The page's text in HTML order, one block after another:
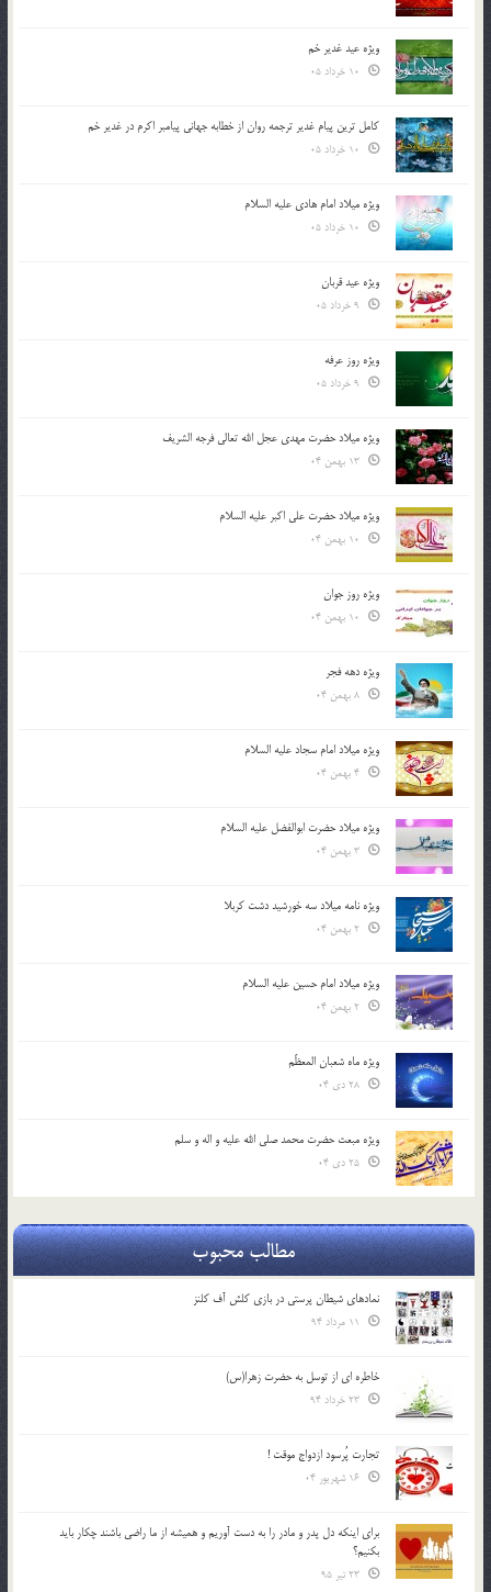
ویژه عید غدیر خم
کامل ترین پیام غدیر ترجمه روان از خطابه جهانی پیامبر اکرم در غدیر خم
ویژه میلاد امام هادی علیه السلام
ویژه عید قربان
ویژه روز عرفه
ویژه میلاد حضرت مهدی عجل الله تعالی فرجه الشريف
ویژه میلاد حضرت علی اکبر علیه السلام
ویژه روز جوان
ویژه دهه فجر
ویژه میلاد امام سجاد علیه السلام
ویژه میلاد حضرت ابوالفضل علیه السلام
ویژه نامه میلاد سه خورشید دشت کربلا
ویژه میلاد امام حسین علیه السلام
ویژه ماه شعبان المعظّم
ویژه مبعث حضرت محمد صلی الله علیه و اله و سلم
مطالب محبوب
نمادهای شیطان پرستی در بازی کلش آف کلنز
خاطره ای از توسل به حضرت زهرا(س)
تجارت پُرسود ازدواج موقت !
براي اينكه دل پدر و مادر را به دست آوريم و هميشه از ما راضي باشند چكار بايد
بكنيم؟